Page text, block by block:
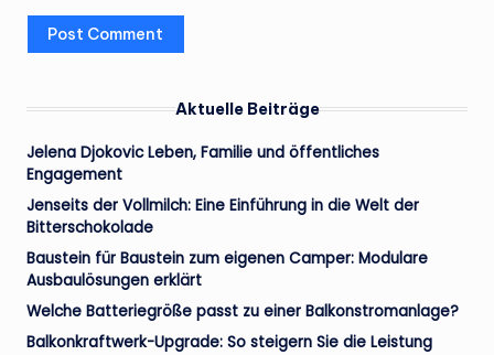
Aktuelle Beiträge
Jelena Djokovic Leben, Familie und öffentliches
Engagement
Jenseits der Vollmilch: Eine Einführung in die Welt der
Bitterschokolade
Baustein für Baustein zum eigenen Camper: Modulare
Ausbaulösungen erklärt
Welche Batteriegröße passt zu einer Balkonstromanlage?
Balkonkraftwerk-Upgrade: So steigern Sie die Leistung